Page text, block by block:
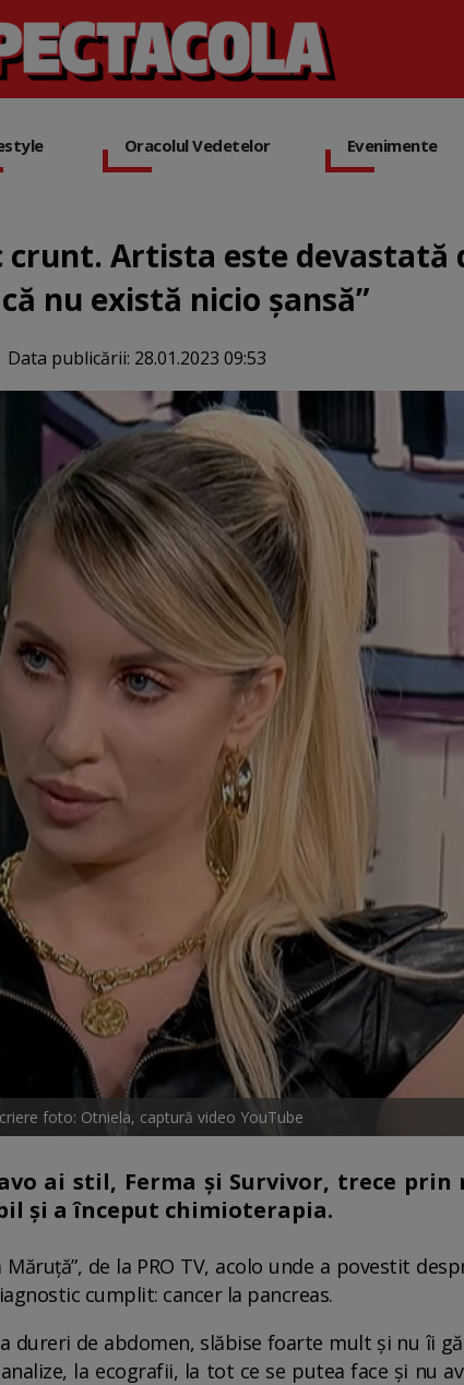
Oracolul Vedetelor Evenimente
Artista este devastată
nu există nicio șansă”
Data publicării: 28.01.2023 09:53
foto: Otniela, captură video YouTube
ai stil, Ferma și Survivor, trece prin
și a început chimioterapia.
de la PRO TV, acolo unde a povestit
cumplit: cancer la pancreas.
dureri de abdomen, slăbise foarte mult și nu îi
la ecografii, la tot ce se putea face și nu